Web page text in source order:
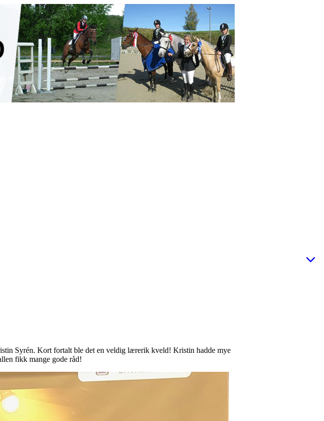
Syrén. Kort fortalt ble det en veldig lærerik kveld! Kristin hadde mye
fikk mange gode råd!